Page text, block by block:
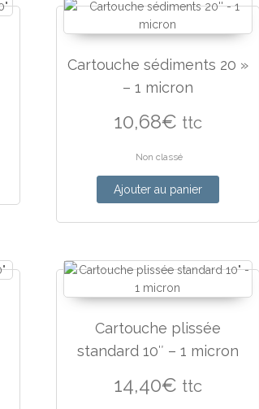
Cartouche sédiments 20 »
– 1 micron
10,68€ ttc
Non classé
Ajouter au panier
Cartouche plissée
standard 10″ – 1 micron
14,40€ ttc